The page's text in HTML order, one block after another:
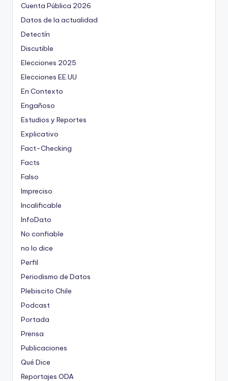
Cuenta Pública 2026
Datos de la actualidad
Detectín
Discutible
Elecciones 2025
Elecciones EE.UU
En Contexto
Engañoso
Estudios y Reportes
Explicativo
Fact-Checking
Facts
Falso
Impreciso
Incalificable
InfoDato
No confiable
no lo dice
Perfil
Periodismo de Datos
Plebiscito Chile
Podcast
Portada
Prensa
Publicaciones
Qué Dice
Reportajes ODA